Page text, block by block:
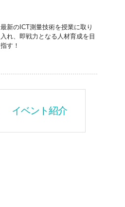
最新のICT測量技術を授業に取り
入れ、即戦力となる人材育成を目
指す！
イベント紹介